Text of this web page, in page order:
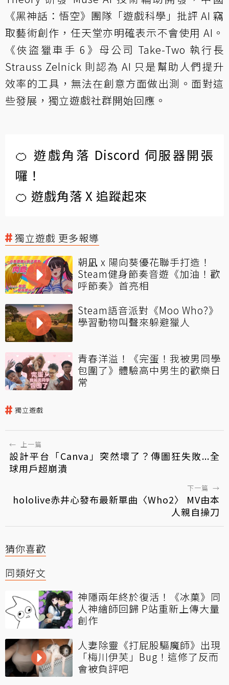
《黑神話：悟空》團隊「遊戲科學」批評 AI 竊
取藝術創作，任天堂亦明確表示不會使用 AI。
《俠盜獵車手 6》母公司 Take-Two 執行長
Strauss Zelnick 則認為 AI 只是幫助人們提升
效率的工具，無法在創意方面做出測。面對這
些發展，獨立遊戲社群開始回應。
🍊 遊戲角落 Discord 伺服器開張
囉！
🍊 遊戲角落 X 追蹤起來
獨立遊戲 更多報導
朝凪 x 陽向葵優花聯手打造！
Steam健身節奏音遊《加油！歡
呼節奏》首亮相
Steam語音派對《Moo Who?》
學習動物叫聲來躲避獵人
青春洋溢！《完蛋！我被男同學
包圍了》體驗高中男生的歡樂日
常
獨立遊戲
← 上一篇
設計平台「Canva」突然壞了？傳圖狂失敗...全
球用戶超崩潰
下一篇 →
hololive赤井心發布最新單曲〈Who2〉 MV由本
人親自操刀
猜你喜歡
同類好文
神隱兩年終於復活！《冰菓》同
人神繪師回歸 P站重新上傳大量
創作
人妻除靈《打屁股驅魔師》出現
「梅川伊芙」Bug！這修了反而
會被負評吧